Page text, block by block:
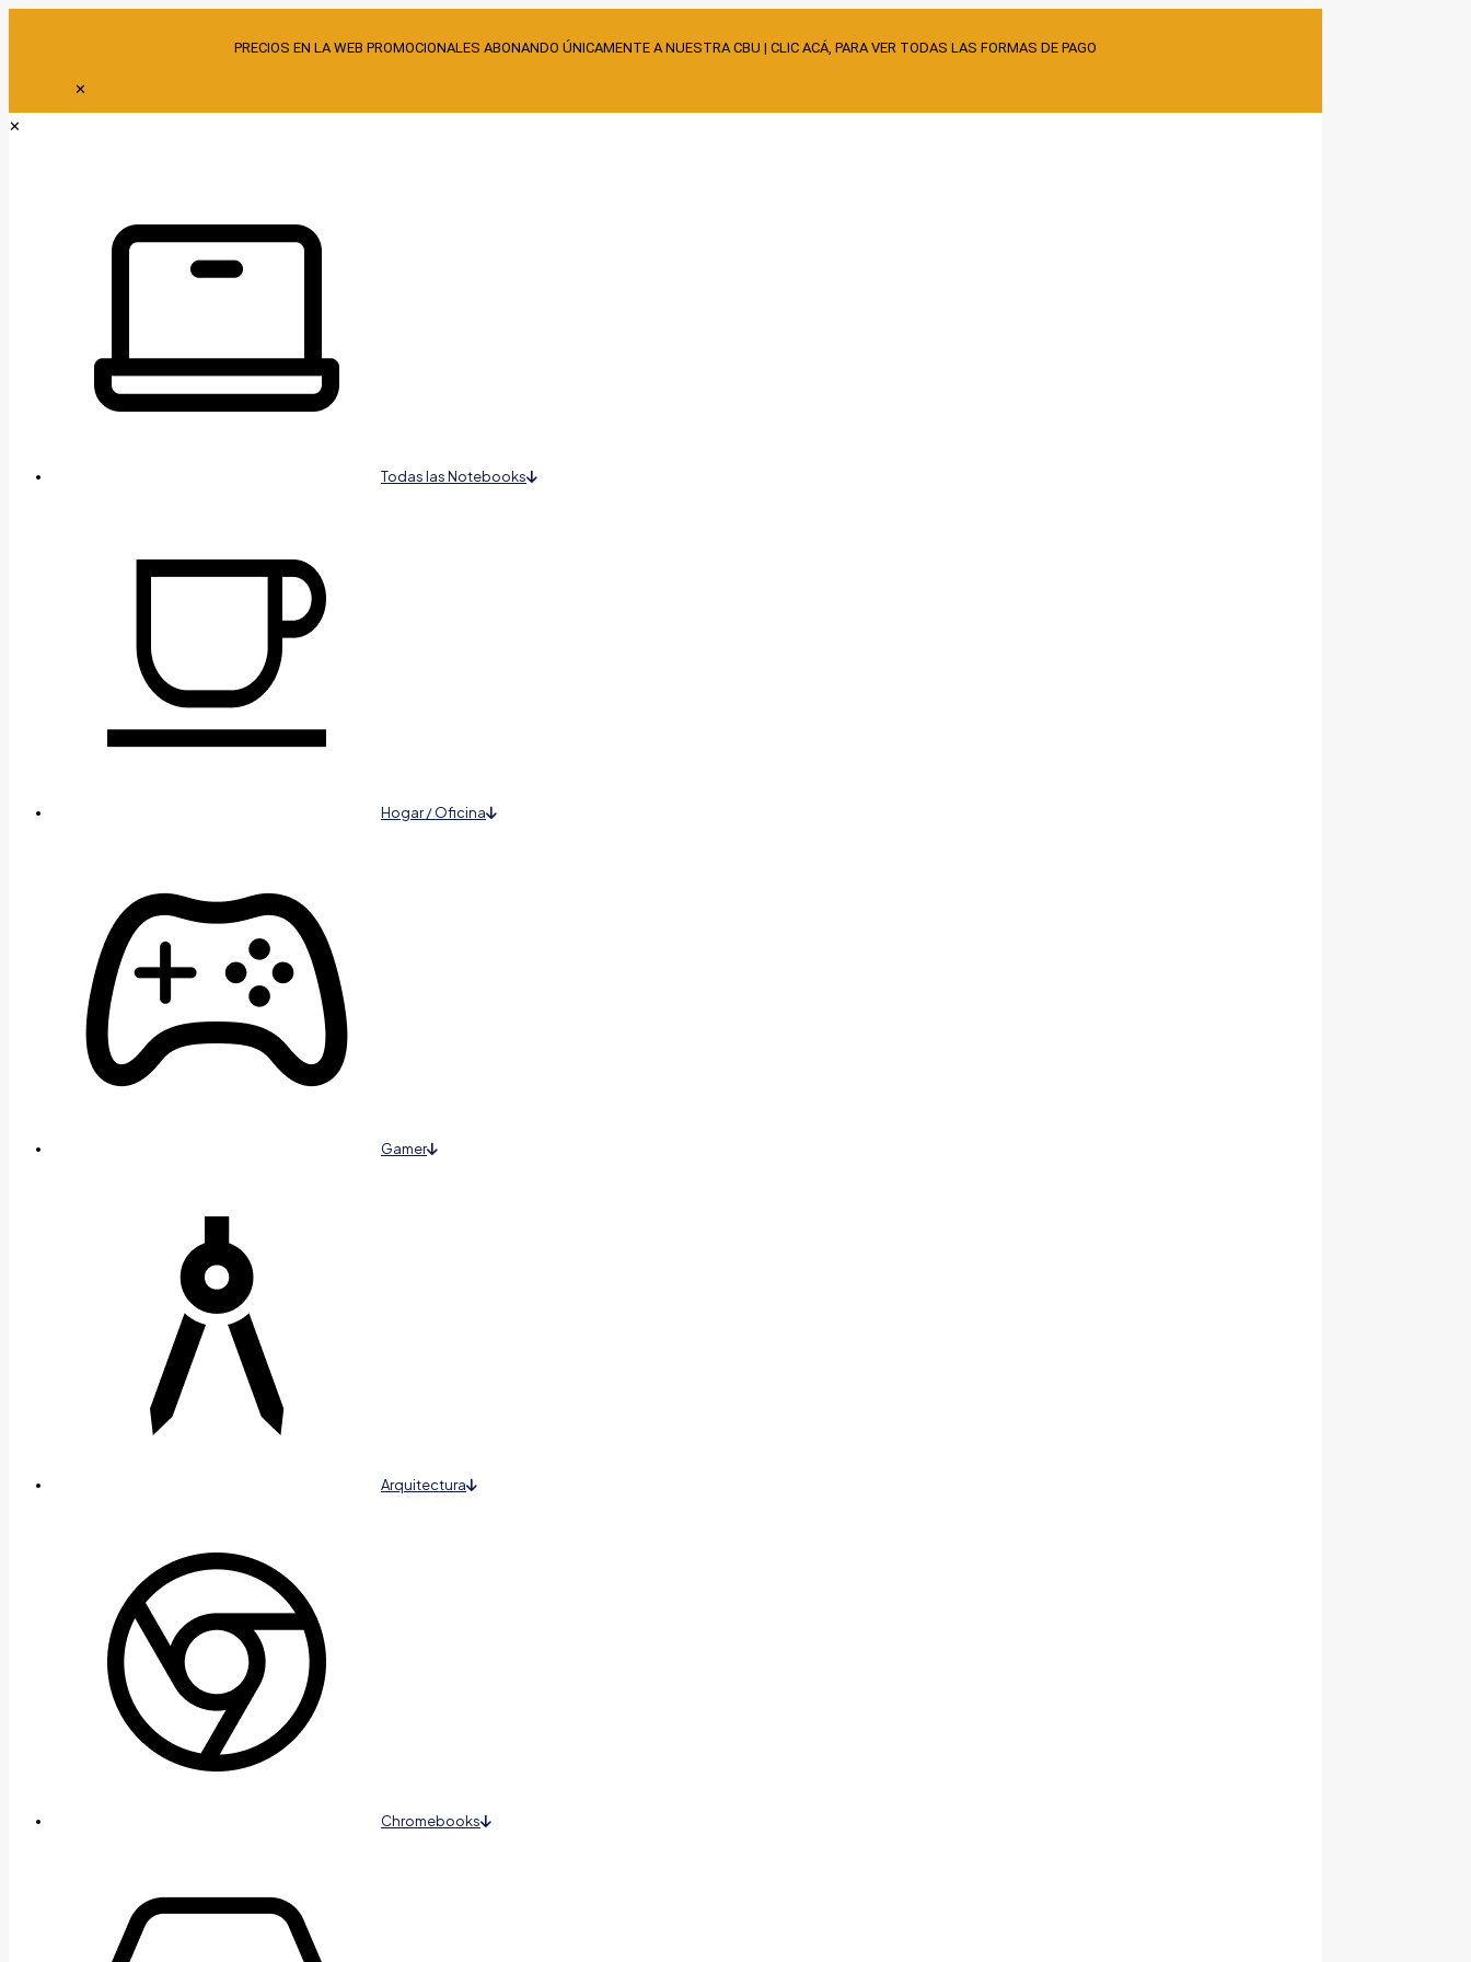
PRECIOS EN LA WEB PROMOCIONALES ABONANDO ÚNICAMENTE A NUESTRA CBU | CLIC ACÁ, PARA VER TODAS LAS FORMAS DE PAGO
✕
✕
Todas las Notebooks
Hogar / Oficina
Gamer
Arquitectura
Chromebooks